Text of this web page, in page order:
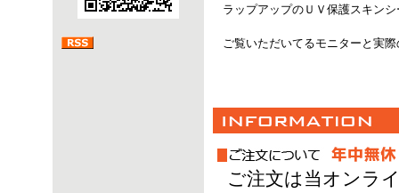
ラップアップのＵＶ保護スキン
ご覧いただいてるモニターと実
ご注文は当オンラ